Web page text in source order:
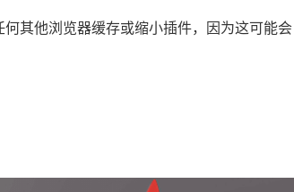
其他浏览器缓存或缩小插件，因为这可能会